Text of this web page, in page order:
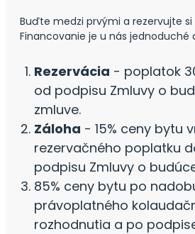
Buďte medzi prvými a rezervujte
Financovanie je u nás jednoduché
Rezervácia - poplatok
od podpisu Zmluvy o
zmluve.
Záloha - 15% ceny bytu
rezervačného poplatku
podpisu Zmluvy o
85% ceny bytu po
právoplatného
rozhodnutia a po